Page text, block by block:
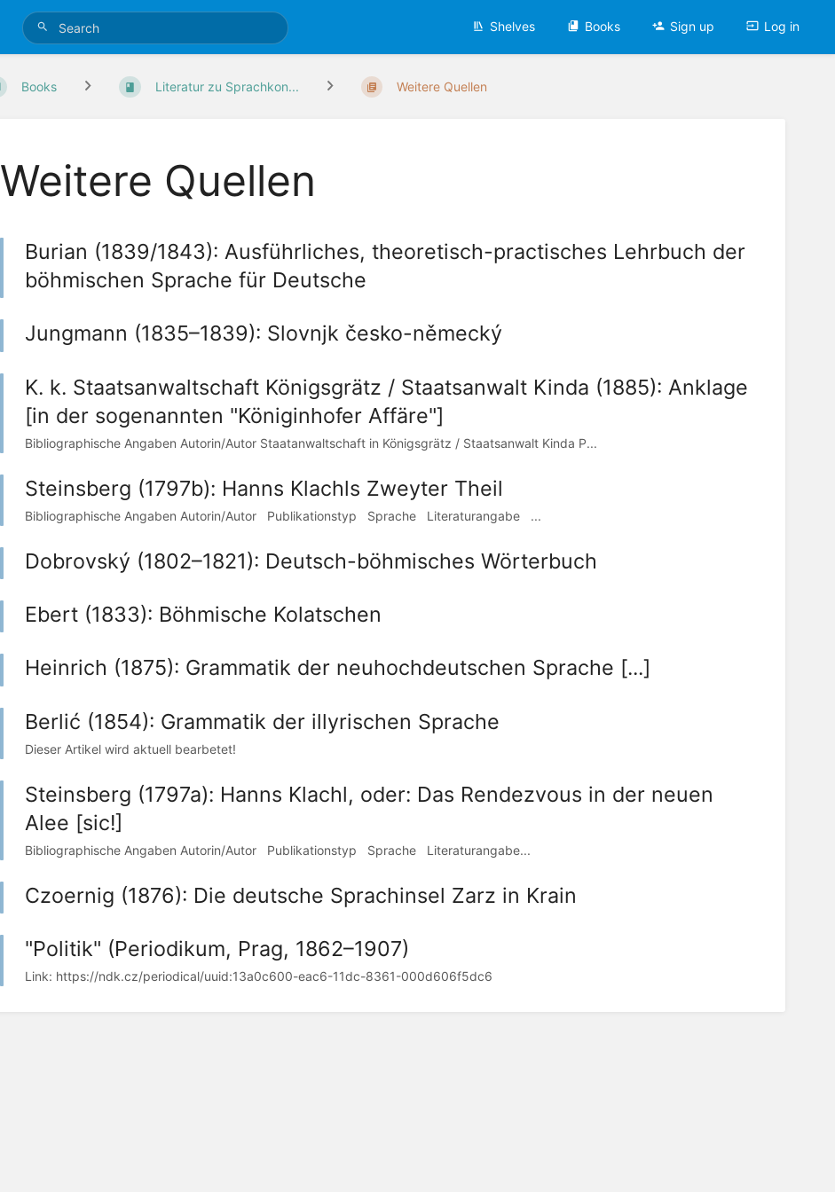
Shelves Books Sign up Log in
Books Literatur zu Sprachkon... Weitere Quellen
Weitere Quellen
Burian (1839/1843): Ausführliches, theoretisch-practisches Lehrbuch der
böhmischen Sprache für Deutsche
Jungmann (1835–1839): Slovnjk česko-německý
K. k. Staatsanwaltschaft Königsgrätz / Staatsanwalt Kinda (1885): Anklage
[in der sogenannten "Königinhofer Affäre"]
Bibliographische Angaben Autorin/Autor Staatanwaltschaft in Königsgrätz / Staatsanwalt Kinda P...
Steinsberg (1797b): Hanns Klachls Zweyter Theil
Bibliographische Angaben Autorin/Autor Publikationstyp Sprache Literaturangabe ...
Dobrovský (1802–1821): Deutsch-böhmisches Wörterbuch
Ebert (1833): Böhmische Kolatschen
Heinrich (1875): Grammatik der neuhochdeutschen Sprache [...]
Berlić (1854): Grammatik der illyrischen Sprache
Dieser Artikel wird aktuell bearbetet!
Steinsberg (1797a): Hanns Klachl, oder: Das Rendezvous in der neuen
Alee [sic!]
Bibliographische Angaben Autorin/Autor Publikationstyp Sprache Literaturangabe...
Czoernig (1876): Die deutsche Sprachinsel Zarz in Krain
"Politik" (Periodikum, Prag, 1862–1907)
Link: https://ndk.cz/periodical/uuid:13a0c600-eac6-11dc-8361-000d606f5dc6